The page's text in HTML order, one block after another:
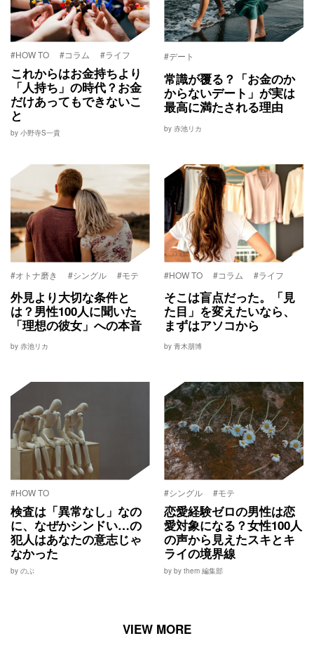
#HOW TO #コラム #ライフ
これからはお金持ちより
「人持ち」の時代？お金
だけあってもできないこ
と
by 小野寺S一貴
#デート
常識が覆る？「お金のか
からないデート」が実は
最高に満たされる理由
by 赤池リカ
#オトナ磨き #シングル #モテ
外見より大切な条件と
は？男性100人に聞いた
「理想の彼女」への本音
by 赤池リカ
#HOW TO #コラム #ライフ
そこは盲点だった。「見
た目」を変えたいなら、
まずはアソコから
by 青木朋博
#HOW TO
検査は「異常なし」なの
に、なぜかシンドい…の
犯人はあなたの意志じゃ
なかった
by のぶ
#シングル #モテ
恋愛経験ゼロの男性は恋
愛対象になる？女性100人
の声から見えたスキとキ
ライの境界線
by by them 編集部
VIEW MORE